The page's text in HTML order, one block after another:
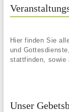
Hier finden Sie
und
stattfinden, sowie
Unser